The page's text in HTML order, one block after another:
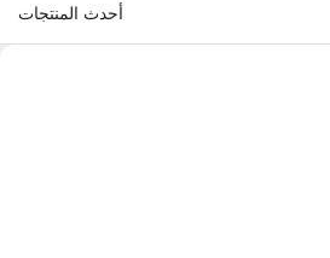
أحدث المنتجات